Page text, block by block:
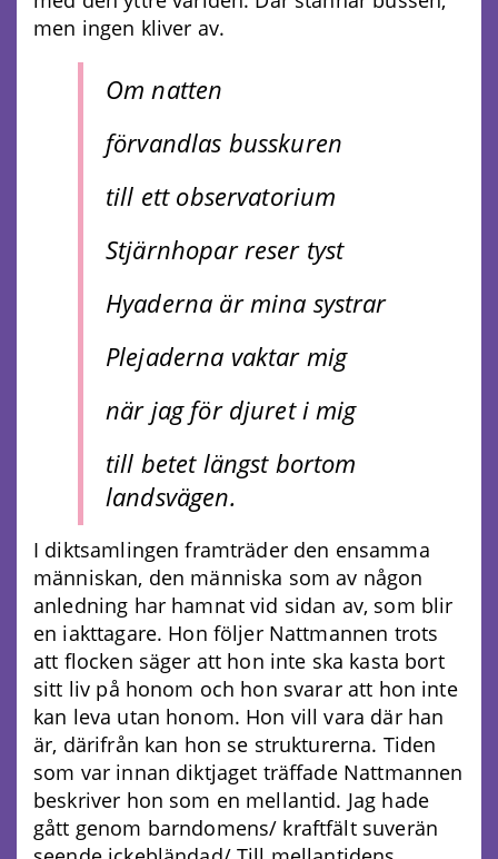
men ingen kliver av.
Om natten
förvandlas busskuren
till ett observatorium
Stjärnhopar reser tyst
Hyaderna är mina systrar
Plejaderna vaktar mig
när jag för djuret i mig
till betet längst bortom
landsvägen.
I diktsamlingen framträder den ensamma
människan, den människa som av någon
anledning har hamnat vid sidan av, som blir
en iakttagare. Hon följer Nattmannen trots
att flocken säger att hon inte ska kasta bort
sitt liv på honom och hon svarar att hon inte
kan leva utan honom. Hon vill vara där han
är, därifrån kan hon se strukturerna. Tiden
som var innan diktjaget träffade Nattmannen
beskriver hon som en mellantid. Jag hade
gått genom barndomens/ kraftfält suverän